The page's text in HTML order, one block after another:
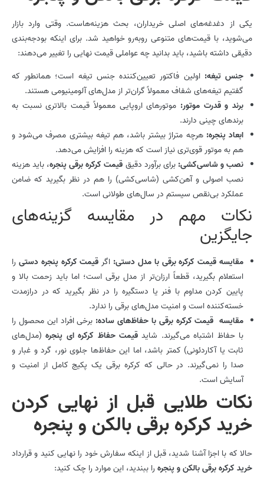
یکی از دغدغه‌های اصلی خریداران، بحث هزینه‌هاست. وقتی وارد بازار
می‌شوید، با قیمت‌های متنوعی روبه‌رو خواهید شد. برای اینکه بودجه‌بندی
دقیقی داشته باشید، باید بدانید چه عواملی قیمت نهایی را تغییر می‌دهند:
جنس تیغه: اولین فاکتور تعیین‌کننده جنس تیغه است؛ همانطور که
گفتیم تیغه‌های شفاف معمولاً گران‌تر از مدل‌های آلومینیومی هستند.
برند و قدرت موتور: موتورهای اروپایی معمولاً قیمت بالاتری نسبت به
برندهای چینی دارند.
ابعاد پنجره: هرچه متراژ بیشتر باشد، هم تیغه بیشتری مصرف می‌شود و
هم به موتور قوی‌تری نیاز است که هزینه را افزایش می‌دهد.
نصب و شاسی‌کشی: برای برآورد دقیق قیمت کرکره برقی پنجره، باید هزینه
نصب اصولی و آهن‌کشی (شاسی‌کشی) را هم در نظر بگیرید که ضامن
عملکرد بی‌نقص سیستم در سال‌های طولانی است.
نکات مهم در مقایسه گزینه‌های
جایگزین
مقایسه قیمت کرکره برقی با مدل دستی: اگر قیمت کرکره پنجره دستی را
استعلام بگیرید، قطعاً ارزان‌تر از مدل برقی است؛ اما باید زحمت بالا و
پایین کردن مداوم با فنر یا دستگیره را در نظر بگیرید که در درازمدت
خسته‌کننده است و امنیت مدل‌های برقی را ندارد.
مقایسه قیمت کرکره برقی با حفاظ‌های ساده: برخی افراد این محصول را
با حفاظ اشتباه می‌گیرند. شاید قیمت حفاظ کرکره ای پنجره(مدل‌های
ثابت یا آکاردئونی) کمتر باشد، اما این حفاظ‌ها جلوی نور، گرد و غبار و
صدا را نمی‌گیرند. در حالی که کرکره برقی یک پکیج کامل از امنیت و
آسایش است.
نکات طلایی قبل از نهایی کردن
خرید کرکره برقی بالکن و پنجره
حالا که با اجزا آشنا شدید، قبل از اینکه سفارش خود را نهایی کنید و قرارداد
خرید کرکره برقی بالکن و پنجرهرا ببندید، این موارد را چک کنید: